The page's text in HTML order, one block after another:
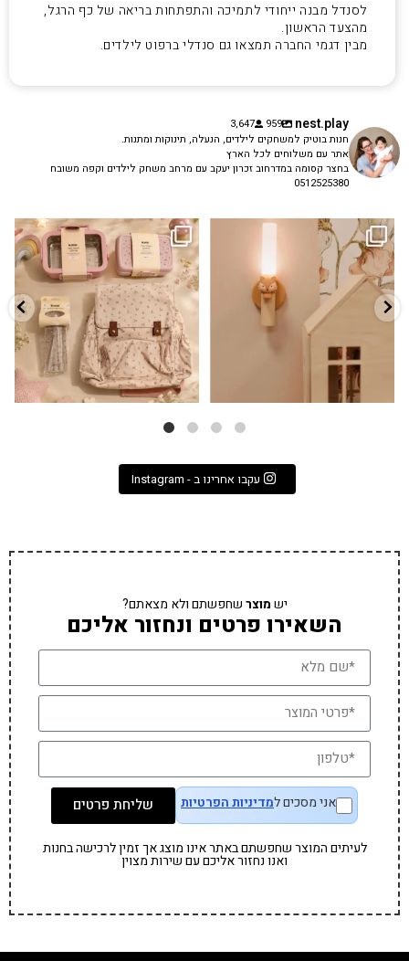
לסנדל מבנה ייחודי לתמיכה והתפתחות בריאה של כף הרגל,
מהצעד הראשון.
מבין דגמי החברה תמצאו גם סנדלי ברפוט לילדים.
nest.play
959
3,647
חנות בוטיק למשחקים לילדים, הנעלה, תינוקות ומתנות.
אתר עם משלוחים לכל הארץ
בחצר קסומה במדרחוב זכרון יעקב עם מרחב משחק לילדים וקפה משובח
0512525380
✨ חוזרים למסגרת בסטייל! ✨
הקולקציה החדשה...
9 4
גם פריט עיצובי לחדר, גם מנורת לילה
...
3 0
עקבו אחרינו ב - Instagram
ישמוצרשחפשתם ולא מצאתם?
השאירו פרטים ונחזור אליכם
אני מסכים למדיניות הפרטיות שליחת פרטים
לעיתים המוצר שחפשתם באתר אינו מוצג אך זמין לרכישה בחנות
ואנו נחזור אליכם עם שירות מצוין